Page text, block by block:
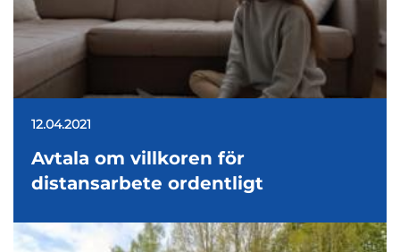
12.04.2021
Avtala om villkoren för
distansarbete ordentligt